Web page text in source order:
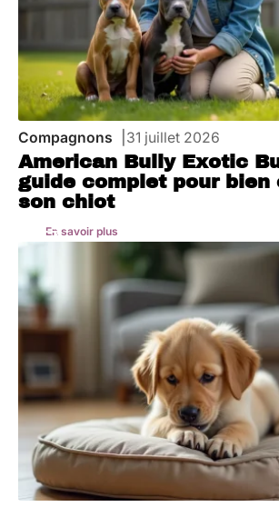
Compagnons 31 juillet 2026
American Bully Exotic
guide complet pour bien
son chiot
En savoir plus